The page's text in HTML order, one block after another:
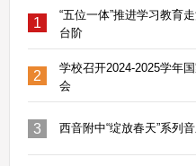
1
“五位一体”推进学习教育
台阶
2
学校召开2024-2025学年
会
3 西音附中“绽放春天”系列